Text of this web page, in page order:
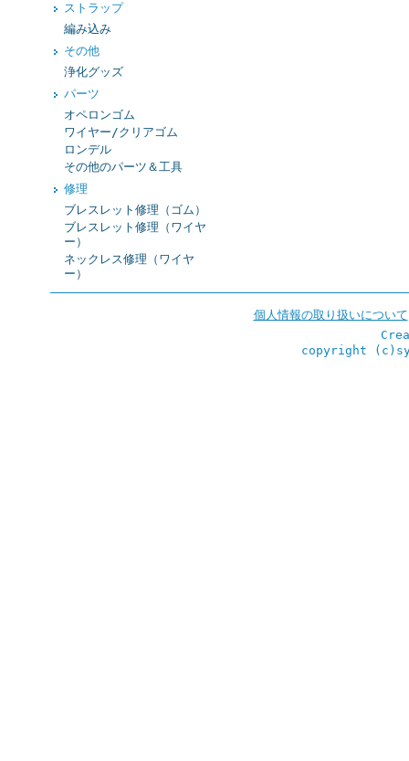
ストラップ
編み込み
その他
浄化グッズ
パーツ
オペロンゴム
ワイヤー/クリアゴム
ロンデル
その他のパーツ＆工具
修理
ブレスレット修理（ゴム）
ブレスレット修理（ワイヤ
ー）
ネックレス修理（ワイヤ
ー）
個人情報の取り扱いについて
copyright